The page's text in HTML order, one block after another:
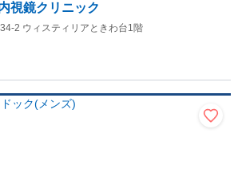
視鏡クリニック
2 ウィスティリアときわ台1階